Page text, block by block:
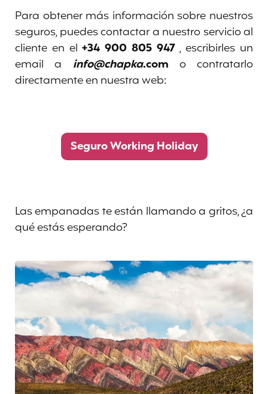
Para obtener más información sobre nuestros
seguros, puedes contactar a nuestro servicio al
cliente en el+34 900 805 947, escribirles un
email a info@chapka.com o contratarlo
directamente en nuestra web:
Seguro Working Holiday
Las empanadas te están llamando a gritos, ¿a
qué estás esperando?